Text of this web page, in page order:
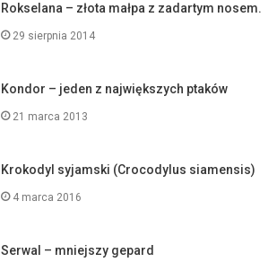
Rokselana – złota małpa z zadartym nosem.
29 sierpnia 2014
Kondor – jeden z największych ptaków
21 marca 2013
Krokodyl syjamski (Crocodylus siamensis)
4 marca 2016
Serwal – mniejszy gepard